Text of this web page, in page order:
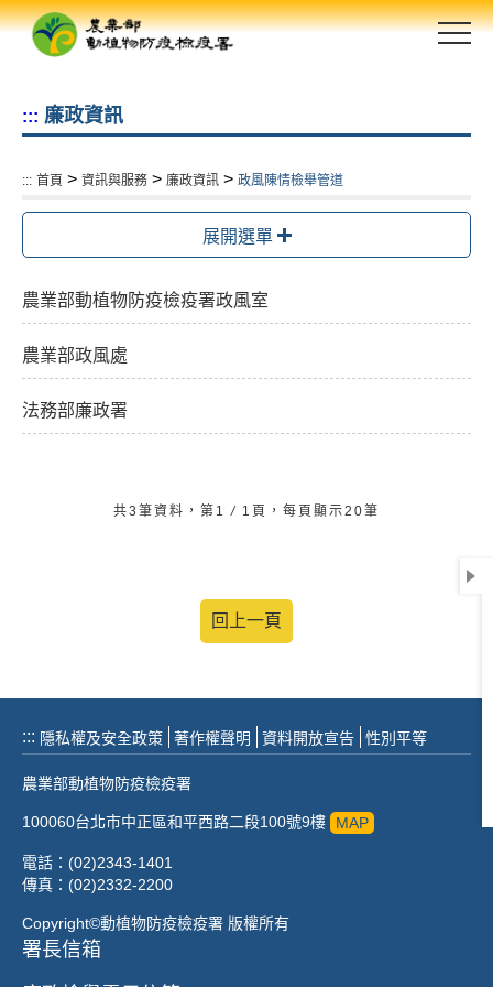
跳
::: 廉政資訊
::: 首頁 > 資訊與服務 > 廉政資訊 > 政風陳情檢舉管道
展開選單
農業部動植物防疫檢疫署政風室
農業部政風處
法務部廉政署
共3筆資料，第1 / 1頁，每頁顯示20筆
回上一頁
::: 隱私權及安全政策 著作權聲明 資料開放宣告 性別平等
農業部動植物防疫檢疫署
100060台北市中正區和平西路二段100號9樓 MAP
電話：(02)2343-1401
傳真：(02)2332-2200
Copyright©動植物防疫檢疫署 版權所有
署長信箱